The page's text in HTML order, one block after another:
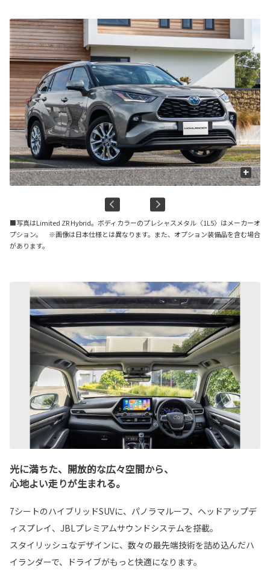
+
■写真はLimited ZR Hybrid。ボディカラーのプレシャスメタル〈1L5〉はメーカーオ
プション。 ※画像は日本仕様とは異なります。また、オプション装備品を含む場合
があります。
光に満ちた、開放的な広々空間から、
心地よい走りが生まれる。
7シートのハイブリッドSUVに、パノラマルーフ、ヘッドアップデ
ィスプレイ、JBLプレミアムサウンドシステムを搭載。
スタイリッシュなデザインに、数々の最先端技術を詰め込んだハ
イランダーで、ドライブがもっと快適になります。